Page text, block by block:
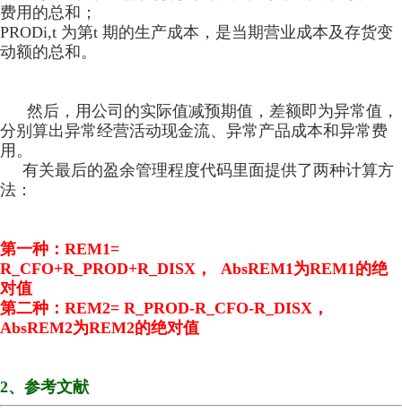
费用的总和；
PRODi,t 为第t 期的生产成本，是当期营业成本及存货变
动额的总和。
然后，用公司的实际值减预期值，差额即为异常值，
分别算出异常经营活动现金流、 异常产品成本和异常费
用。
有关最后的盈余管理程度代码里面提供了两种计算方
法：
第一种：REM1=
R_CFO+R_PROD+R_DISX， AbsREM1为REM1的绝
对值
第二种：REM2= R_PROD-R_CFO-R_DISX，
AbsREM2为REM2的绝对值
2、参考文献